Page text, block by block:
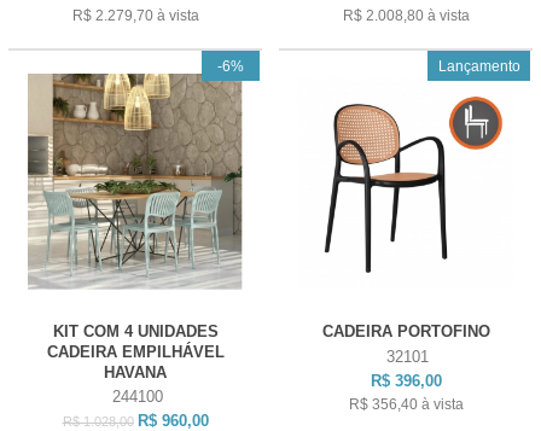
R$ 2.279,70à vista R$ 2.008,80à vista
-6%
KIT COM 4 UNIDADES
CADEIRA EMPILHÁVEL
HAVANA
244100
R$ 1.028,00 R$ 960,00
Lançamento
CADEIRA PORTOFINO
32101
R$ 396,00
R$ 356,40à vista